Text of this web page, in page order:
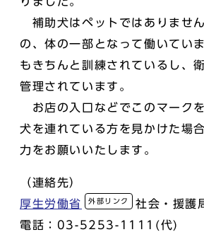
補助犬はペットではありませ
の、体の一部となって働いてい
もきちんと訓練されているし、
管理されています。
お店の入口などでこのマーク
犬を連れている方を見かけた場
力をお願いいたします。
（連絡先）
厚生労働省
外部リンク
社会・援護
電話：03-5253-1111(代)